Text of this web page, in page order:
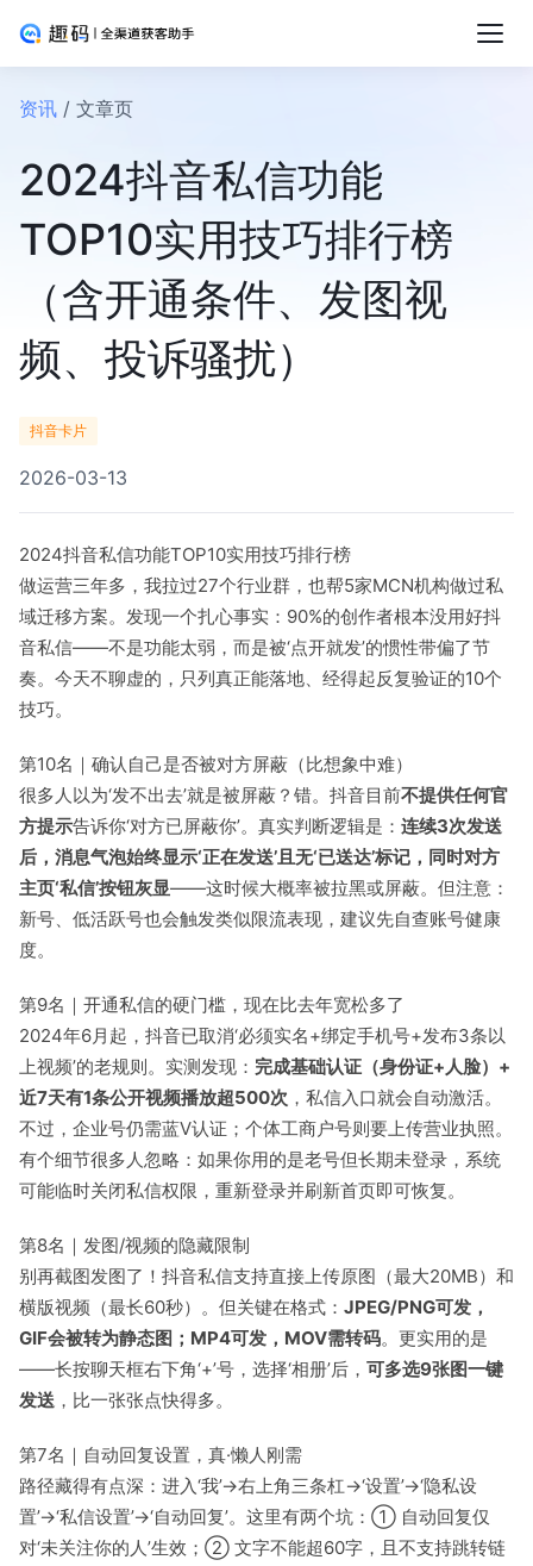
资讯 / 文章页
2024抖音私信功能
TOP10实用技巧排行榜
（含开通条件、发图视
频、投诉骚扰）
抖音卡片
2026-03-13
2024抖音私信功能TOP10实用技巧排行榜
做运营三年多，我拉过27个行业群，也帮5家MCN机构做过私
域迁移方案。发现一个扎心事实：90%的创作者根本没用好抖
音私信——不是功能太弱，而是被‘点开就发’的惯性带偏了节
奏。今天不聊虚的，只列真正能落地、经得起反复验证的10个
技巧。
第10名｜确认自己是否被对方屏蔽（比想象中难）
很多人以为‘发不出去’就是被屏蔽？错。抖音目前不提供任何官
方提示告诉你‘对方已屏蔽你’。真实判断逻辑是： 连续3次发送
后，消息气泡始终显示‘正在发送’且无‘已送达’标记，同时对方
主页‘私信’按钮灰显——这时候大概率被拉黑或屏蔽。但注意：
新号、低活跃号也会触发类似限流表现，建议先自查账号健康
度。
第9名｜开通私信的硬门槛，现在比去年宽松多了
2024年6月起，抖音已取消‘必须实名+绑定手机号+发布3条以
上视频’的老规则。实测发现： 完成基础认证（身份证+人脸）+
近7天有1条公开视频播放超500次 ，私信入口就会自动激活。
不过，企业号仍需蓝V认证；个体工商户号则要上传营业执照。
有个细节很多人忽略：如果你用的是老号但长期未登录，系统
可能临时关闭私信权限，重新登录并刷新首页即可恢复。
第8名｜发图/视频的隐藏限制
别再截图发图了！抖音私信支持直接上传原图（最大20MB）和
横版视频（最长60秒）。但关键在格式： JPEG/PNG可发，
GIF会被转为静态图；MP4可发，MOV需转码。更实用的是
——长按聊天框右下角‘+’号，选择‘相册’后， 可多选9张图一键
发送 ，比一张张点快得多。
第7名｜自动回复设置，真·懒人刚需
路径藏得有点深：进入‘我’→右上角三条杠→‘设置’→‘隐私设
置’→‘私信设置’→‘自动回复’。这里有两个坑：① 自动回复仅
对‘未关注你的人’生效；② 文字不能超60字，且不支持跳转链